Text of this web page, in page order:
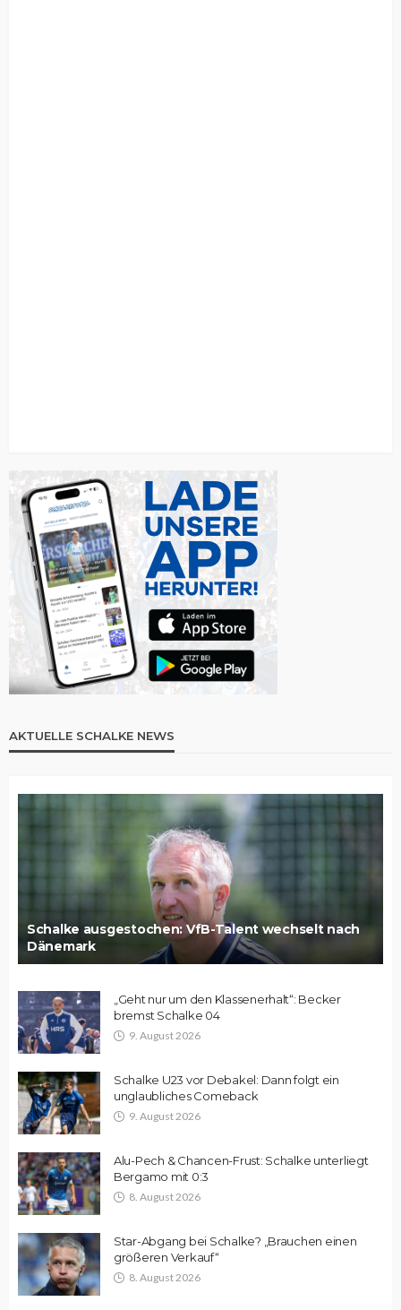
AKTUELLE SCHALKE NEWS
Schalke ausgestochen: VfB-Talent wechselt nach
Dänemark
„Geht nur um den Klassenerhalt“: Becker
bremst Schalke 04
9. August 2026
Schalke U23 vor Debakel: Dann folgt ein
unglaubliches Comeback
9. August 2026
Alu-Pech & Chancen-Frust: Schalke unterliegt
Bergamo mit 0:3
8. August 2026
Star-Abgang bei Schalke? „Brauchen einen
größeren Verkauf“
8. August 2026